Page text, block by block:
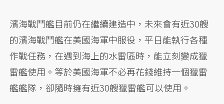
濱海戰鬥艦目前仍在繼續建造中，未來會有近30艘
的濱海戰鬥艦在美國海軍中服役，平日能執行各種
作戰任務，在遇到海上的水雷區時，能立刻變成獵
雷艦使用。等於美國海軍不必再花錢維持一個獵雷
艦艦隊，卻隨時擁有近30艘獵雷艦可以使用。